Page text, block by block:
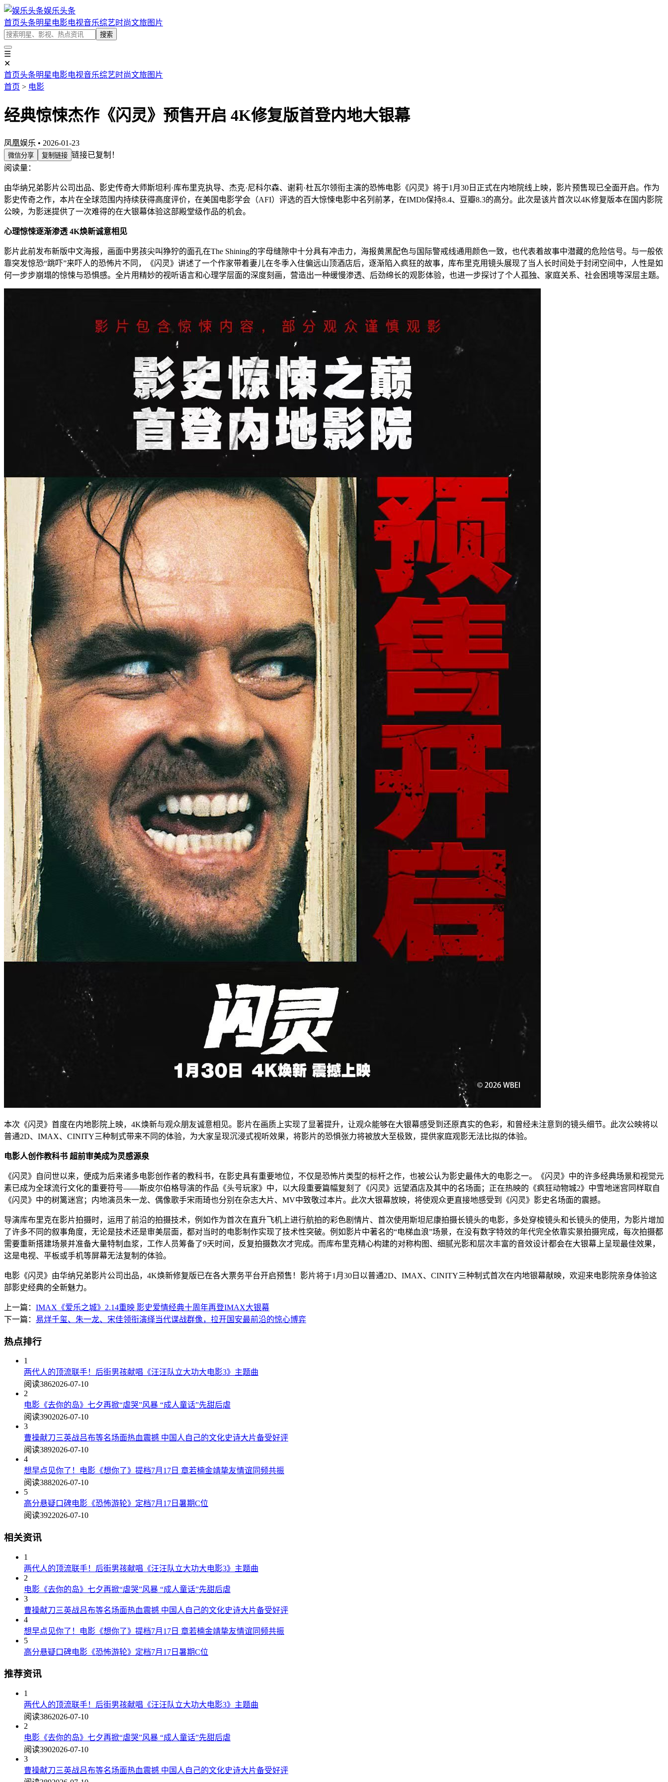
娱乐头条
首页头条明星 电影电视音乐综艺时尚文旅图片
搜索
☰
✕
首页头条明星 电影电视音乐综艺时尚文旅图片
首页 > 电影
经典惊悚杰作《闪灵》预售开启 4K修复版首登内地大银幕
凤凰娱乐 • 2026-01-23
微信分享 复制链接 链接已复制！
阅读量：
由华纳兄弟影片公司出品、影史传奇大师斯坦利·库布里克执导、杰克·尼科尔森、谢莉·杜瓦尔领衔主演的恐怖电影《闪灵》将于1月30日正式在内地院线上映，影片预售现已全面开启。作为
影史传奇之作，本片在全球范围内持续获得高度评价，在美国电影学会（AFI）评选的百大惊悚电影中名列前茅，在IMDb保持8.4、豆瓣8.3的高分。此次是该片首次以4K修复版本在国内影院
公映，为影迷提供了一次难得的在大银幕体验这部殿堂级作品的机会。
心理惊悚逐渐渗透 4K焕新诚意相见
影片此前发布新版中文海报，画面中男孩尖叫狰狞的面孔在The Shining的字母缝隙中十分具有冲击力，海报黄黑配色与国际警戒线通用颜色一致，也代表着故事中潜藏的危险信号。与一般依
靠突发惊恐“跳吓”来吓人的恐怖片不同，《闪灵》讲述了一个作家带着妻儿在冬季入住偏远山顶酒店后，逐渐陷入疯狂的故事，库布里克用镜头展现了当人长时间处于封闭空间中，人性是如
何一步步崩塌的惊悚与恐惧感。全片用精妙的视听语言和心理学层面的深度刻画，营造出一种缓慢渗透、后劲绵长的观影体验，也进一步探讨了个人孤独、家庭关系、社会困境等深层主题。
本次《闪灵》首度在内地影院上映，4K焕新与观众朋友诚意相见。影片在画质上实现了显著提升，让观众能够在大银幕感受到还原真实的色彩，和曾经未注意到的镜头细节。此次公映将以
普通2D、IMAX、CINITY三种制式带来不同的体验，为大家呈现沉浸式视听效果，将影片的恐惧张力将被放大至极致，提供家庭观影无法比拟的体验。
电影人创作教科书 超前审美成为灵感源泉
《闪灵》自问世以来，便成为后来诸多电影创作者的教科书，在影史具有重要地位，不仅是恐怖片类型的标杆之作，也被公认为影史最伟大的电影之一。《闪灵》中的许多经典场景和视觉元
素已成为全球流行文化的重要符号——斯皮尔伯格导演的作品《头号玩家》中，以大段重要篇幅复刻了《闪灵》远望酒店及其中的名场面；正在热映的《疯狂动物城2》中雪地迷宫同样取自
《闪灵》中的树篱迷宫；内地演员朱一龙、偶像歌手宋雨琦也分别在杂志大片、MV中致敬过本片。此次大银幕放映，将使观众更直接地感受到《闪灵》影史名场面的震撼。
导演库布里克在影片拍摄时，运用了前沿的拍摄技术，例如作为首次在直升飞机上进行航拍的彩色剧情片、首次使用斯坦尼康拍摄长镜头的电影，多处穿梭镜头和长镜头的使用，为影片增加
了许多不同的叙事角度，无论是技术还是审美层面，都对当时的电影制作实现了技术性突破。例如影片中著名的“电梯血浪”场景，在没有数字特效的年代完全依靠实景拍摄完成，每次拍摄都
需要重新搭建场景并准备大量特制血浆，工作人员筹备了9天时间，反复拍摄数次才完成。而库布里克精心构建的对称构图、细腻光影和层次丰富的音效设计都会在大银幕上呈现最佳效果，
这是电视、平板或手机等屏幕无法复制的体验。
电影《闪灵》由华纳兄弟影片公司出品，4K焕新修复版已在各大票务平台开启预售！影片将于1月30日以普通2D、IMAX、CINITY三种制式首次在内地银幕献映，欢迎来电影院亲身体验这
部影史经典的全新魅力。
上一篇： IMAX《爱乐之城》2.14重映 影史爱情经典十周年再登IMAX大银幕
下一篇： 易烊千玺、朱一龙、宋佳领衔演绎当代谍战群像，拉开国安最前沿的惊心博弈
热点排行
1
两代人的顶流联手！后街男孩献唱《汪汪队立大功大电影3》主题曲
阅读3862026-07-10
2
电影《去你的岛》七夕再掀“虐哭”风暴 “成人童话”先甜后虐
阅读3902026-07-10
3
曹操献刀三英战吕布等名场面热血震撼 中国人自己的文化史诗大片备受好评
阅读3892026-07-10
4
想早点见你了！电影《想你了》提档7月17日 章若楠金靖挚友情谊同频共振
阅读3882026-07-10
5
高分悬疑口碑电影《恐怖游轮》定档7月17日暑期C位
阅读3922026-07-10
相关资讯
1
两代人的顶流联手！后街男孩献唱《汪汪队立大功大电影3》主题曲
2
电影《去你的岛》七夕再掀“虐哭”风暴 “成人童话”先甜后虐
3
曹操献刀三英战吕布等名场面热血震撼 中国人自己的文化史诗大片备受好评
4
想早点见你了！电影《想你了》提档7月17日 章若楠金靖挚友情谊同频共振
5
高分悬疑口碑电影《恐怖游轮》定档7月17日暑期C位
推荐资讯
1
两代人的顶流联手！后街男孩献唱《汪汪队立大功大电影3》主题曲
阅读3862026-07-10
2
电影《去你的岛》七夕再掀“虐哭”风暴 “成人童话”先甜后虐
阅读3902026-07-10
3
曹操献刀三英战吕布等名场面热血震撼 中国人自己的文化史诗大片备受好评